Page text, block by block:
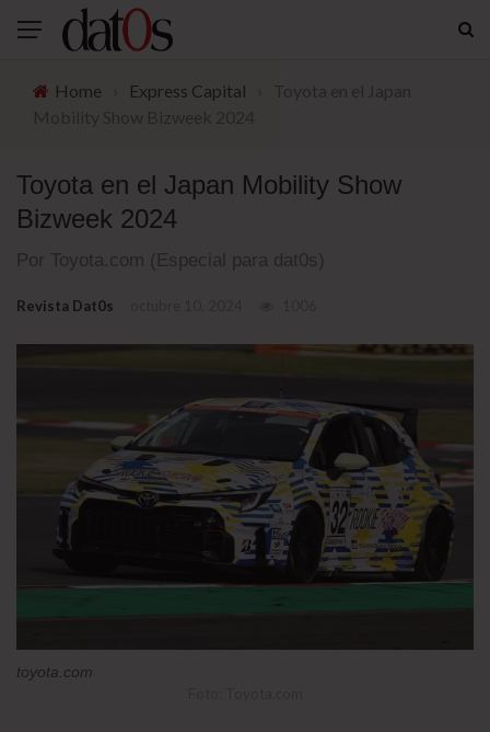
Home Express Capital
Toyota en el Japan Mobility Show
Bizweek 2024
Por Toyota.com (Especial para dat0s)
Revista Dat0s
toyota.com